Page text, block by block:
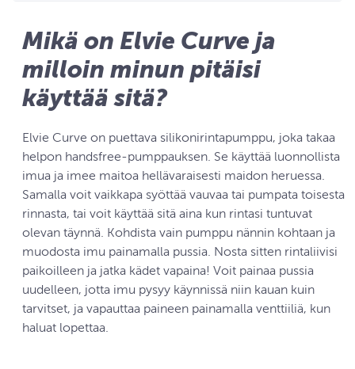
Mikä on Elvie Curve ja
milloin minun pitäisi
käyttää sitä?
Elvie Curve on puettava silikonirintapumppu, joka takaa
helpon handsfree-pumppauksen. Se käyttää luonnollista
imua ja imee maitoa hellävaraisesti maidon heruessa.
Samalla voit vaikkapa syöttää vauvaa tai pumpata toisesta
rinnasta, tai voit käyttää sitä aina kun rintasi tuntuvat
olevan täynnä. Kohdista vain pumppu nännin kohtaan ja
muodosta imu painamalla pussia. Nosta sitten rintaliivisi
paikoilleen ja jatka kädet vapaina! Voit painaa pussia
uudelleen, jotta imu pysyy käynnissä niin kauan kuin
tarvitset, ja vapauttaa paineen painamalla venttiiliä, kun
haluat lopettaa.